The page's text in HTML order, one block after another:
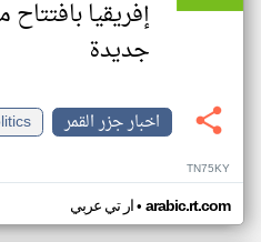
جديدة
اخبار جزر القمر
TN75KY
ار تي عربي• arabic.rt.com